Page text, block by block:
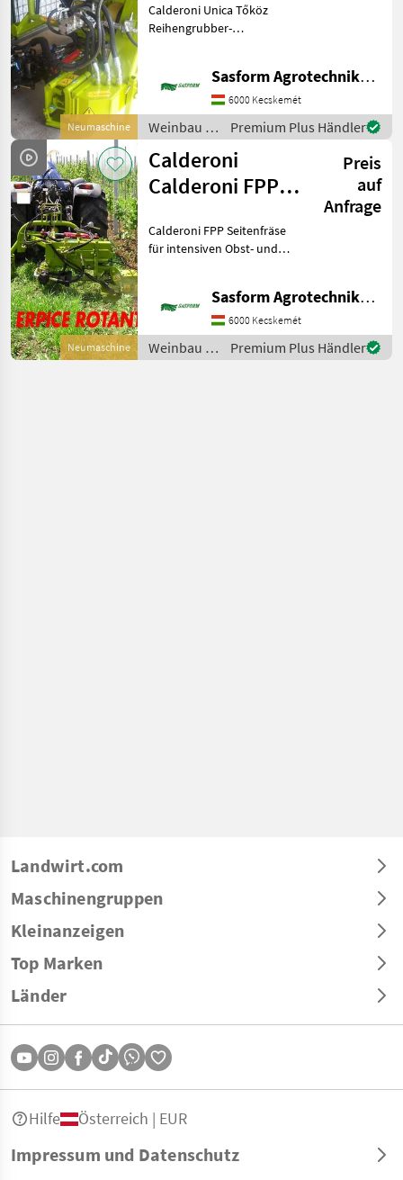
Neumaschine
Geräteträger
Calderoni Unica Tőköz
Reihengrubber-
Reihenanbau von
Weinreben und der
intensive Obstanbau.
Ausstattung und Hauptp
Sasform Agrotechnika Kft.
6000 Kecskemét
Weinbau /
Calderoni
Premium Plus Händler
Neumaschine
Calderoni
Calderoni FPP
Preis
auf
Anfrage
Calderoni FPP Seitenfräse
für intensiven Obst- und
Seitengrubbers: Doppelte
Dreipunktverbindung am
Rahmen Einfahren de
Sasform Agrotechnika Kft.
6000 Kecskemét
Weinbau /
Calderoni
Premium Plus Händler
Landwirt.com
Maschinengruppen
Kleinanzeigen
Top Marken
Länder
Impressum und Datenschutz
Hilfe Österreich | EUR